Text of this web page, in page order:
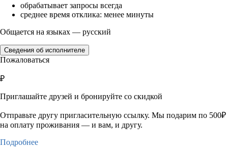
обрабатывает запросы всегда
среднее время отклика: менее минуты
Общается на языках — русский
Сведения об исполнителе
Пожаловаться
₽
Приглашайте друзей и бронируйте со скидкой
Отправьте другу пригласительную ссылку. Мы подарим по 500₽
на оплату проживания — и вам, и другу.
Подробнее